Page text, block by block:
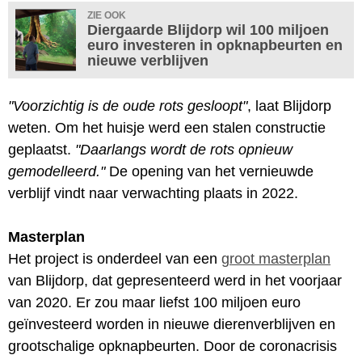
ZIE OOK
Diergaarde Blijdorp wil 100 miljoen
euro investeren in opknapbeurten en
nieuwe verblijven
"Voorzichtig is de oude rots gesloopt", laat Blijdorp
weten. Om het huisje werd een stalen constructie
geplaatst. "Daarlangs wordt de rots opnieuw
gemodelleerd."De opening van het vernieuwde
verblijf vindt naar verwachting plaats in 2022.
Masterplan
Het project is onderdeel van een groot masterplan
van Blijdorp, dat gepresenteerd werd in het voorjaar
van 2020. Er zou maar liefst 100 miljoen euro
geïnvesteerd worden in nieuwe dierenverblijven en
grootschalige opknapbeurten. Door de coronacrisis